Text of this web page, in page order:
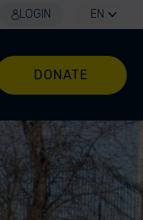
LOGIN EN
DONATE